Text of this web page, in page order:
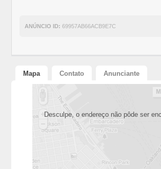
ANÚNCIO ID: 69957AB66ACB9E7C
Mapa Contato Anunciante
Desculpe, o endereço não pôde ser